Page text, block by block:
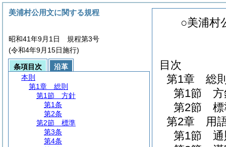
○美浦村
目次
第1章
総
第1節
第2節
第2章
用
第1節
美浦村公用文に関する規程
昭和41年9月1日 規程第3号
(令和4年9月15日施行)
条項目次
沿革
本則
第1章
総則
第1節
方針
第1条
第2条
第2節
標準
第3条
第4条